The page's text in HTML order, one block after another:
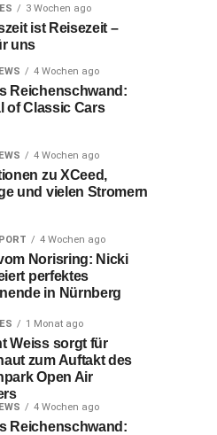
3 Wochen ago
ist Reisezeit –
uns
4 Wochen ago
Reichenschwand:
of Classic Cars
4 Wochen ago
zu XCeed,
und vielen Stromern
4 Wochen ago
Norisring: Nicki
perfektes
in Nürnberg
1 Monat ago
Weiss sorgt für
zum Auftakt des
Open Air
4 Wochen ago
Reichenschwand: